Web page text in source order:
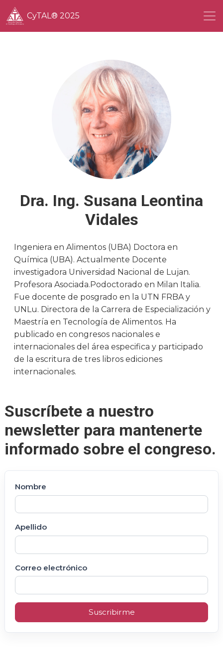
CyTAL® 2025
Dra. Ing. Susana Leontina
Vidales
Ingeniera en Alimentos (UBA) Doctora en
Química (UBA). Actualmente Docente
investigadora Universidad Nacional de Lujan.
Profesora Asociada.Podoctorado en Milan Italia.
Fue docente de posgrado en la UTN FRBA y
UNLu. Directora de la Carrera de Especialización y
Maestría en Tecnología de Alimentos. Ha
publicado en congresos nacionales e
internacionales del área especifica y participado
de la escritura de tres libros ediciones
internacionales.
Suscríbete a nuestro
newsletter para mantenerte
informado sobre el congreso.
Nombre
Apellido
Correo electrónico
Suscribirme